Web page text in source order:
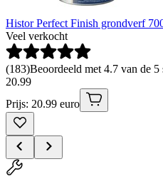
Histor Perfect Finish grondverf
Veel verkocht
(183)Beoordeeld met 4.7 van de
20.99
Prijs: 20.99 euro